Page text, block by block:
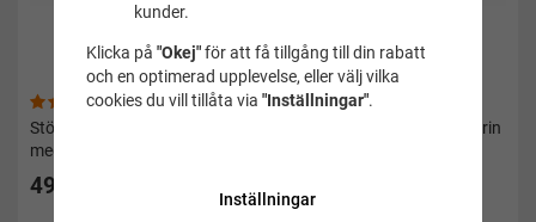
(1)
Stödstrumpor medical vita
med annanas - Zent
49 kr
Stödstrumpor medical marin
kunder.
Klicka på "Okej"för att få tillgång till din rabatt
och en optimerad upplevelse, eller välj vilka
cookies du vill tillåta via "Inställningar".
Inställningar